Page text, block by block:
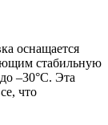
оснащается
стабильную
–30°C. Эта
что